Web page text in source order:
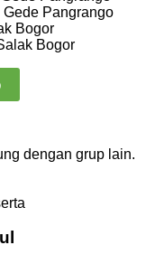
Pangrango
Bogor
Bogor
dengan grup lain.